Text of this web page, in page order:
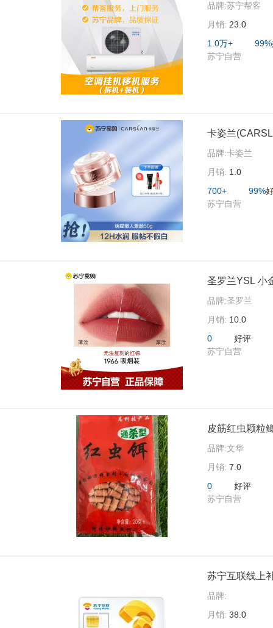
品牌:苏宁帮客
月销: 23.0
1.0万+
99%
苏宁自营
卡姿兰
品牌:卡姿兰
月销: 1.0
700+
99%
苏宁自营
圣罗兰YSL 小
品牌:圣罗兰
月销: 10.0
0
好评
苏宁自营
皮筋红虫颗粒
品牌:文华
月销: 7.0
0
好评
苏宁自营
苏宁互联线上
品牌:
月销: 38.0